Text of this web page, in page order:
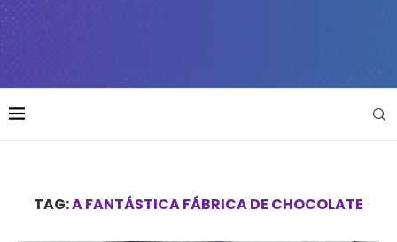
TAG:A FANTÁSTICA FÁBRICA DE CHOCOLATE